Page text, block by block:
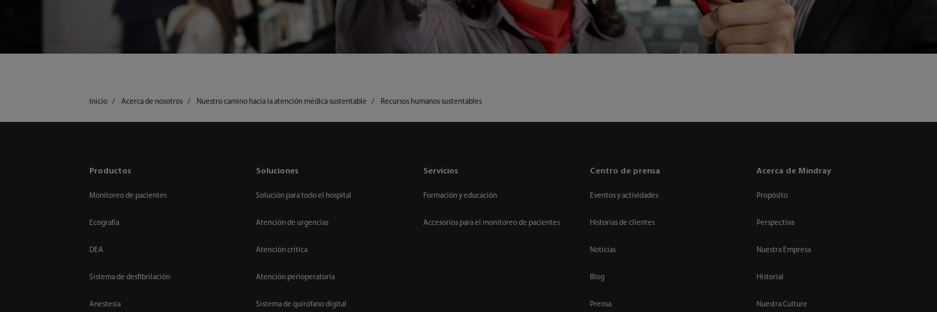
Inicio Acerca de nosotros Nuestro camino hacia la atención médica sustentable Recursos humanos sustentables
Productos
Monitoreo de pacientes
Ecografía
DEA
Sistema de desfibrilación
Anestesia
Soluciones
Solución para todo el hospital
Atención de urgencias
Atención crítica
Atención perioperatoria
Sistema de quirófano digital
Servicios
Formación y educación
Accesorios para el monitoreo de pacientes
Centro de prensa
Eventos y actividades
Historias de clientes
Noticias
Blog
Prensa
Acerca de Mindray
Propósito
Perspectiva
Nuestra Empresa
Historial
Nuestra Culture